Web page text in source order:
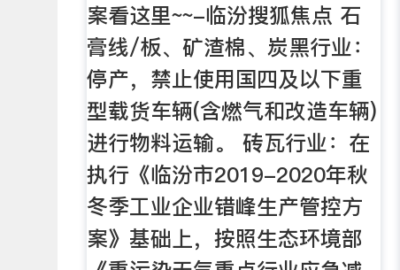
案看这里~~-临汾搜狐焦点 石
膏线/板、矿渣棉、炭黑行业：
停产，禁止使用国四及以下重
型载货车辆(含燃气和改造车辆)
进行物料运输。 砖瓦行业：在
执行《临汾市2019-2020年秋
冬季工业企业错峰生产管控方
案》基础上，按照生态环境部